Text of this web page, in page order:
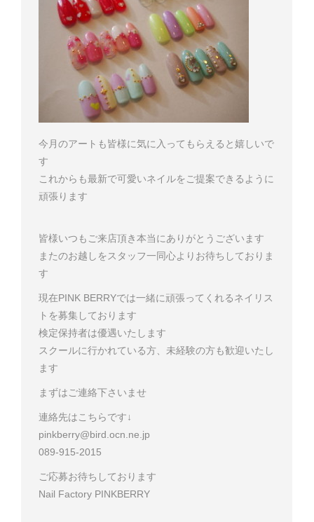
今月のアートも皆様に気に入ってもらえると嬉しいで
す
これからも最新で可愛いネイルをご提案できるように
頑張ります
皆様いつもご来店頂き本当にありがとうございます
またのお越しをスタッフ一同心よりお待ちしておりま
す
現在PINK BERRYでは一緒に頑張ってくれるネイリス
トを募集しております
検定保持者は優遇いたします
スクールに行かれている方、未経験の方も歓迎いたし
ます
まずはご連絡下さいませ
連絡先はこちらです↓
pinkberry@bird.ocn.ne.jp
089-915-2015
ご応募お待ちしております
Nail Factory PINKBERRY